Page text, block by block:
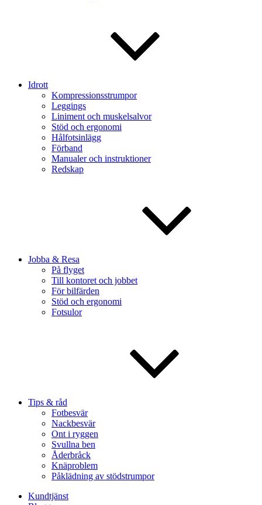
Idrott
Kompressionsstrumpor
Leggings
Liniment och muskelsalvor
Stöd och ergonomi
Hålfotsinlägg
Förband
Manualer och instruktioner
Redskap
Jobba & Resa
På flyget
Till kontoret och jobbet
För bilfärden
Stöd och ergonomi
Fotsulor
Tips & råd
Fotbesvär
Nackbesvär
Ont i ryggen
Svullna ben
Åderbråck
Knäproblem
Påklädning av stödstrumpor
Kundtjänst